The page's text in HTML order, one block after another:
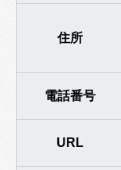
住所
電話番号
URL